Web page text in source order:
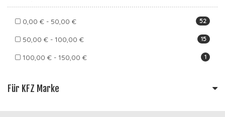
52
0,00 € - 50,00 €
15
50,00 € - 100,00 €
1
100,00 € - 150,00 €
Für KFZ Marke